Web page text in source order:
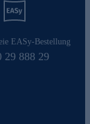
EASy-Bestellung
29 888 29